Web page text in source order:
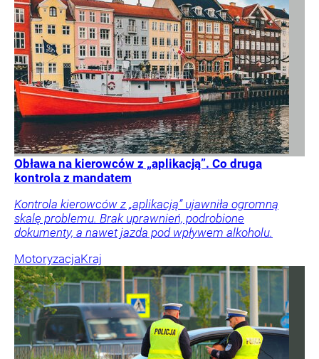
Obława na kierowców z „aplikacją”. Co druga
kontrola z mandatem
Kontrola kierowców z „aplikacją” ujawniła ogromną
skalę problemu. Brak uprawnień, podrobione
dokumenty, a nawet jazda pod wpływem alkoholu.
MotoryzacjaKraj